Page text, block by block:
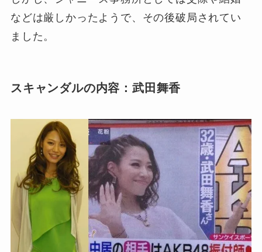
などは厳しかったようで、その後破局されてい
ました。
スキャンダルの内容：武田舞香